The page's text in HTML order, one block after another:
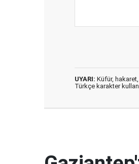
UYARI: Küfür,
Türkçe karakter